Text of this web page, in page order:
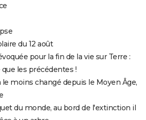
du 12 août
pour la fin de la vie sur Terre :
les précédentes !
le moins changé depuis le Moyen Âge,
du monde, au bord de l'extinction il